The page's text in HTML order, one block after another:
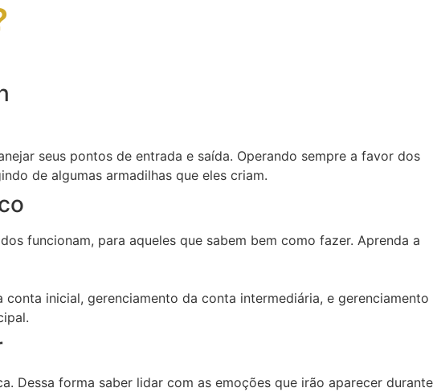
seus pontos de entrada e saída. Operando sempre a favor dos
de algumas armadilhas que eles criam.
funcionam, para aqueles que sabem bem como fazer. Aprenda a
inicial, gerenciamento da conta intermediária, e gerenciamento
Dessa forma saber lidar com as emoções que irão aparecer durante